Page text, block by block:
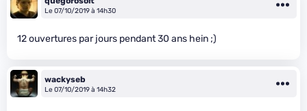
Le 07/10/2019 à 14h30
12 ouvertures par jours pendant 30 ans hein ;)
wackyseb
Le 07/10/2019 à 14h32